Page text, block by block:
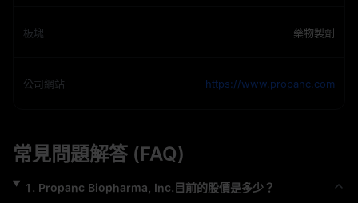
板塊 藥物製劑
公司網站 https://www.propanc.com
常見問題解答 (FAQ)
1 . Propanc Biopharma, Inc. 目前的股價是多少？